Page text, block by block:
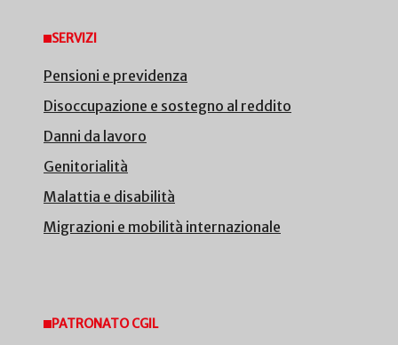
SERVIZI
Pensioni e previdenza
Disoccupazione e sostegno al reddito
Danni da lavoro
Genitorialità
Malattia e disabilità
Migrazioni e mobilità internazionale
PATRONATO CGIL